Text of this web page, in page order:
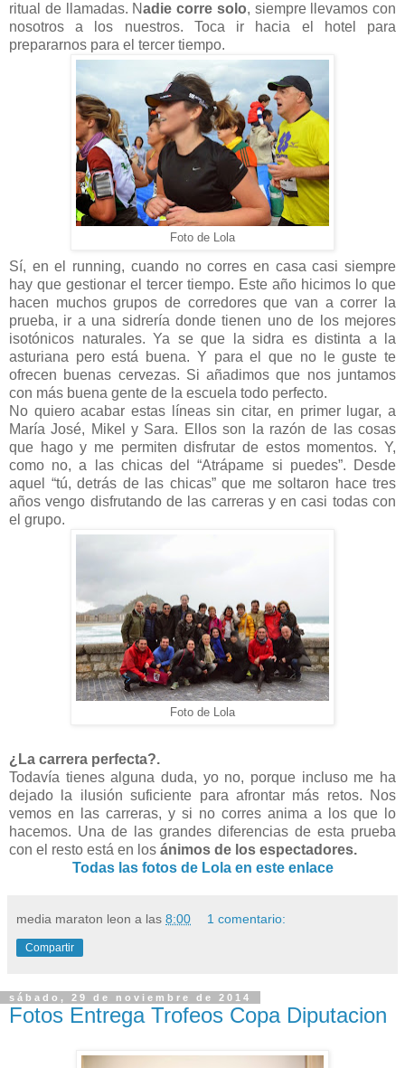
ritual de llamadas. Nadie corre solo, siempre llevamos con
nosotros a los nuestros. Toca ir hacia el hotel para
prepararnos para el tercer tiempo.
Foto de Lola
Sí, en el running, cuando no corres en casa casi siempre
hay que gestionar el tercer tiempo. Este año hicimos lo que
hacen muchos grupos de corredores que van a correr la
prueba, ir a una sidrería donde tienen uno de los mejores
isotónicos naturales. Ya se que la sidra es distinta a la
asturiana pero está buena. Y para el que no le guste te
ofrecen buenas cervezas. Si añadimos que nos juntamos
con más buena gente de la escuela todo perfecto.
No quiero acabar estas líneas sin citar, en primer lugar, a
María José, Mikel y Sara. Ellos son la razón de las cosas
que hago y me permiten disfrutar de estos momentos. Y,
como no, a las chicas del “Atrápame si puedes”. Desde
aquel “tú, detrás de las chicas” que me soltaron hace tres
años vengo disfrutando de las carreras y en casi todas con
el grupo.
Foto de Lola
¿La carrera perfecta?.
Todavía tienes alguna duda, yo no, porque incluso me ha
dejado la ilusión suficiente para afrontar más retos. Nos
vemos en las carreras, y si no corres anima a los que lo
hacemos. Una de las grandes diferencias de esta prueba
con el resto está en los ánimos de los espectadores.
Todas las fotos de Lola en este enlace
media maraton leon a las 8:00 1 comentario:
Compartir
sábado, 29 de noviembre de 2014
Fotos Entrega Trofeos Copa Diputacion